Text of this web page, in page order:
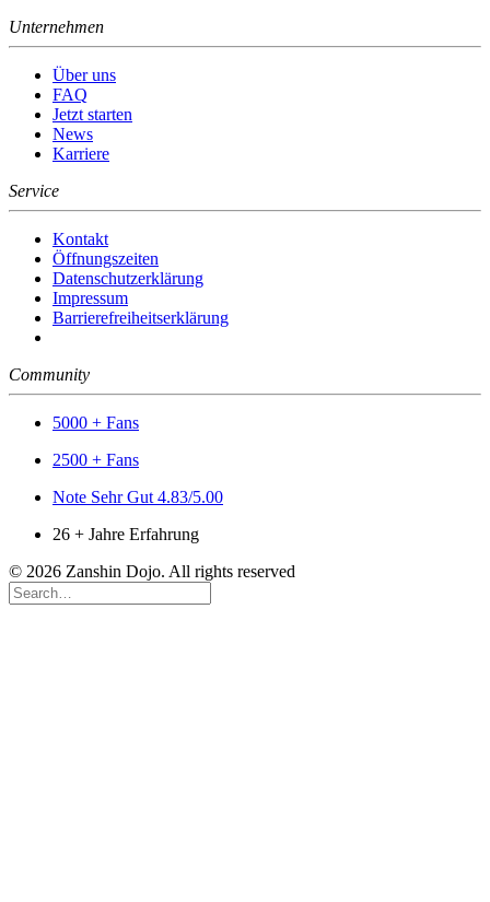
Unternehmen
Über uns
FAQ
Jetzt starten
News
Karriere
Service
Kontakt
Öffnungszeiten
Datenschutzerklärung
Impressum
Barrierefreiheitserklärung
Community
5000 + Fans
2500 + Fans
Note Sehr Gut 4.83/5.00
26 + Jahre Erfahrung
© 2026 Zanshin Dojo. All rights reserved